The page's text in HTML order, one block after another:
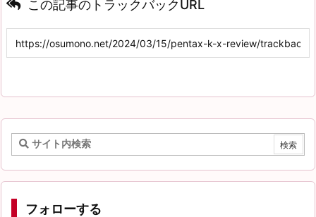
この記事のトラックバックURL
フォローする